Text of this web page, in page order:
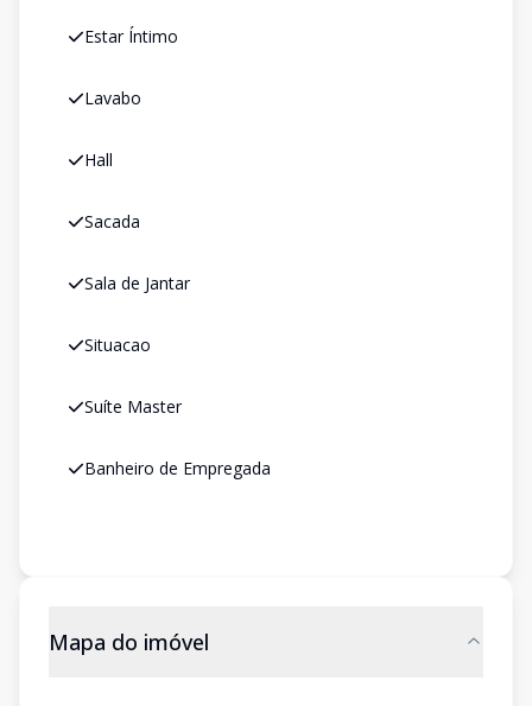
Estar Íntimo
Lavabo
Hall
Sacada
Sala de Jantar
Situacao
Suíte Master
Banheiro de Empregada
Mapa do imóvel